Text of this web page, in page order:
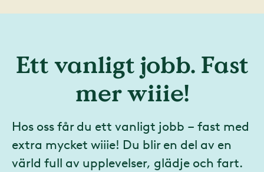
Ett vanligt jobb. Fast
mer wiiie!
Hos oss får du ett vanligt jobb – fast med
extra mycket wiiie! Du blir en del av en
värld full av upplevelser, glädje och fart.